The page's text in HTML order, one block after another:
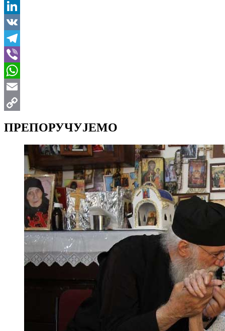
X
LinkedIn
VK
Telegram
Viber
WhatsApp
Email
ПРЕПОРУЧУЈЕМО